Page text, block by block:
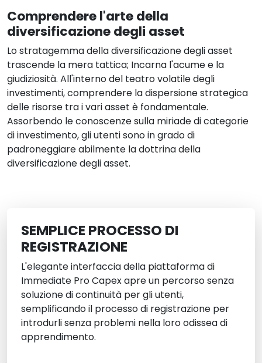
Comprendere l'arte della
diversificazione degli asset
Lo stratagemma della diversificazione degli asset
trascende la mera tattica; Incarna l'acume e la
giudiziosità. All'interno del teatro volatile degli
investimenti, comprendere la dispersione strategica
delle risorse tra i vari asset è fondamentale.
Assorbendo le conoscenze sulla miriade di categorie
di investimento, gli utenti sono in grado di
padroneggiare abilmente la dottrina della
diversificazione degli asset.
SEMPLICE PROCESSO DI
REGISTRAZIONE
L'elegante interfaccia della piattaforma di
Immediate Pro Capex apre un percorso senza
soluzione di continuità per gli utenti,
semplificando il processo di registrazione per
introdurli senza problemi nella loro odissea di
apprendimento.